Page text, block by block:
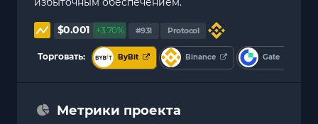
$0.001 +3.70% #931 Protocol
Торговать: ByBit Binance Gate
Метрики проекта